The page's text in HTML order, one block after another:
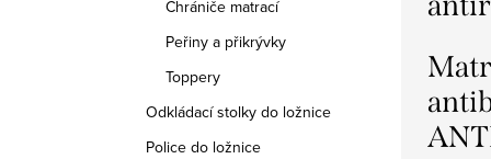
Chrániče matrací
Peřiny a přikrývky
Toppery
Odkládací stolky do ložnice
Police do ložnice